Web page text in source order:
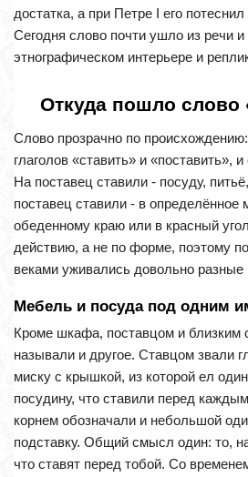
достатка, а при Петре I его
Сегодня слово почти ушло из речи
этнографическом интерьере и
Откуда пошло слово
Слово прозрачно по
глаголов «ставить» и «поставить»,
На поставец ставили - посуду,
поставец ставили - в определённое
обеденному краю или в красный
действию, а не по форме, поэтому
веками уживались довольно
Мебель и посуда под одним
Кроме шкафа, поставцом и близким
называли и другое. Ставцом звали
миску с крышкой, из которой ел
посудину, что ставили перед
корнем обозначали и небольшой
подставку. Общий смысл один: то,
что ставят перед тобой. Со